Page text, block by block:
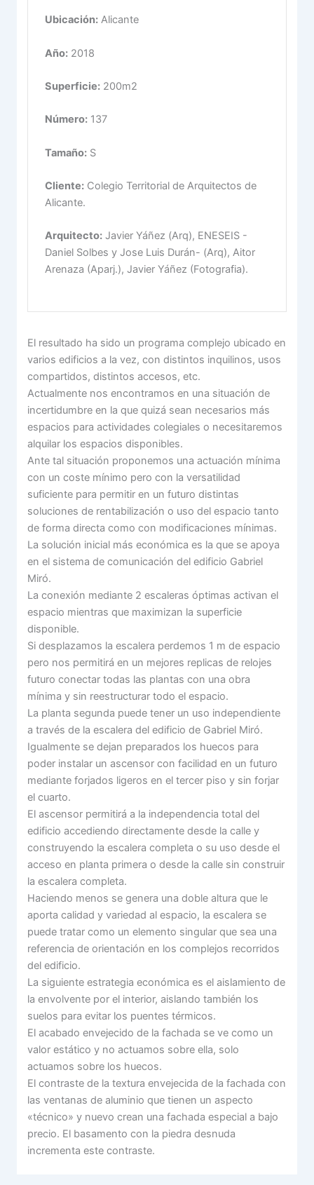
Ubicación:Alicante
Año:2018
Superficie:200m2
Número:137
Tamaño:S
Cliente:Colegio Territorial de Arquitectos de
Alicante.
Arquitecto:Javier Yáñez (Arq), ENESEIS -
Daniel Solbes y Jose Luis Durán- (Arq), Aitor
Arenaza (Aparj.), Javier Yáñez (Fotografia).
El resultado ha sido un programa complejo ubicado en
varios edificios a la vez, con distintos inquilinos, usos
compartidos, distintos accesos, etc.
Actualmente nos encontramos en una situación de
incertidumbre en la que quizá sean necesarios más
espacios para actividades colegiales o necesitaremos
alquilar los espacios disponibles.
Ante tal situación proponemos una actuación mínima
con un coste mínimo pero con la versatilidad
suficiente para permitir en un futuro distintas
soluciones de rentabilización o uso del espacio tanto
de forma directa como con modificaciones mínimas.
La solución inicial más económica es la que se apoya
en el sistema de comunicación del edificio Gabriel
Miró.
La conexión mediante 2 escaleras óptimas activan el
espacio mientras que maximizan la superficie
disponible.
Si desplazamos la escalera perdemos 1 m de espacio
pero nos permitirá en un mejores replicas de relojes
futuro conectar todas las plantas con una obra
mínima y sin reestructurar todo el espacio.
La planta segunda puede tener un uso independiente
a través de la escalera del edificio de Gabriel Miró.
Igualmente se dejan preparados los huecos para
poder instalar un ascensor con facilidad en un futuro
mediante forjados ligeros en el tercer piso y sin forjar
el cuarto.
El ascensor permitirá a la independencia total del
edificio accediendo directamente desde la calle y
construyendo la escalera completa o su uso desde el
acceso en planta primera o desde la calle sin construir
la escalera completa.
Haciendo menos se genera una doble altura que le
aporta calidad y variedad al espacio, la escalera se
puede tratar como un elemento singular que sea una
referencia de orientación en los complejos recorridos
del edificio.
La siguiente estrategia económica es el aislamiento de
la envolvente por el interior, aislando también los
suelos para evitar los puentes térmicos.
El acabado envejecido de la fachada se ve como un
valor estático y no actuamos sobre ella, solo
actuamos sobre los huecos.
El contraste de la textura envejecida de la fachada con
las ventanas de aluminio que tienen un aspecto
«técnico» y nuevo crean una fachada especial a bajo
precio. El basamento con la piedra desnuda
incrementa este contraste.